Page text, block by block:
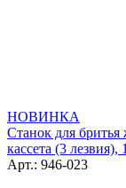
НОВИНКА
Станок для
кассета (3 лезвия),
Арт.: 946-023